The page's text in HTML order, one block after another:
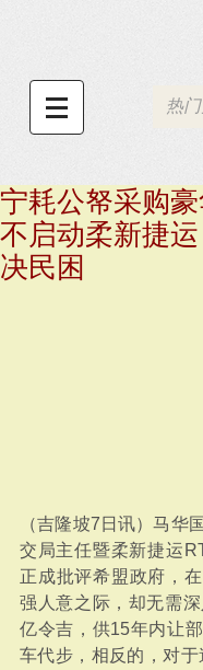
宁耗公帑采购
不启动柔新捷
决民困
（吉隆坡7日讯）马华
交局主任暨柔新捷运
正成批评希盟政府，
强人意之际，却无需
亿令吉，供15年内让
车代步，相反的，对